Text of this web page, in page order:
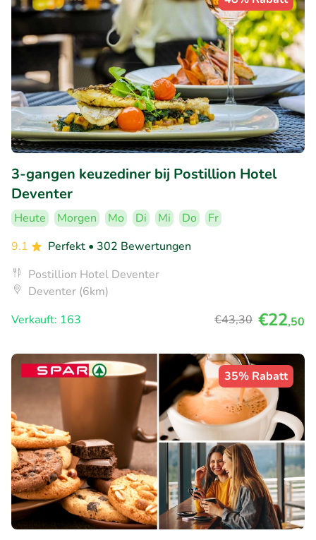
3-gangen keuzediner bij Postillion Hotel
Deventer
Heute Morgen Mo Di Mi Do
Fr
9.1
Perfekt • 302 Bewertungen
Postillion Hotel Deventer
Deventer (6km)
Verkauft: 163
€43,30 €22,50
35% Rabatt